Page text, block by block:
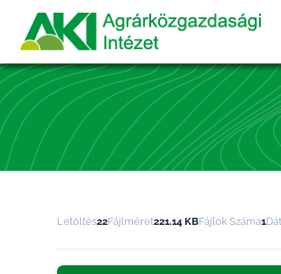
Letöltés22Fájlméret221.14 KBFájlok Száma1